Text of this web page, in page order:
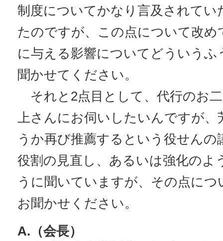
制度についてかなり言及されてい
たのですが、この点について改め
に与える影響についてどういう
聞かせてください。
それと2点目として、代行のお
上さんにお伺いしたいんですが
うか再び推薦するという役せんの
役割の見直し、あるいは強化のよ
うに聞いていますが、その点につ
お聞かせください。
A.（会長）